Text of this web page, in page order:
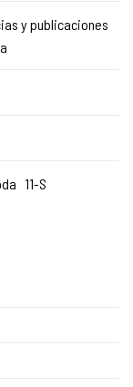
y publicaciones
11-S